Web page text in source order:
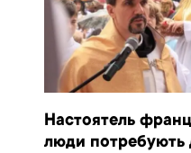
Настоятель
люди потребують